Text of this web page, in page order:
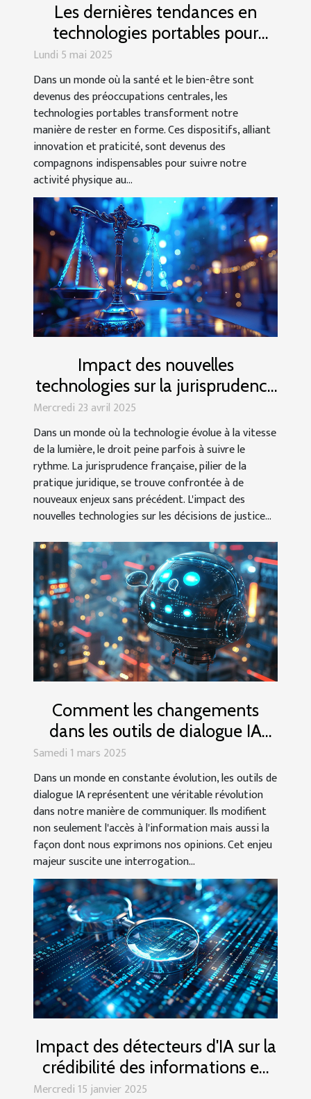
Les dernières tendances en
technologies portables pour
rester en forme
Lundi 5 mai 2025
Dans un monde où la santé et le bien-être sont
devenus des préoccupations centrales, les
technologies portables transforment notre
manière de rester en forme. Ces dispositifs, alliant
innovation et praticité, sont devenus des
compagnons indispensables pour suivre notre
activité physique au...
Impact des nouvelles
technologies sur la jurisprudence
française
Mercredi 23 avril 2025
Dans un monde où la technologie évolue à la vitesse
de la lumière, le droit peine parfois à suivre le
rythme. La jurisprudence française, pilier de la
pratique juridique, se trouve confrontée à de
nouveaux enjeux sans précédent. L'impact des
nouvelles technologies sur les décisions de justice...
Comment les changements
dans les outils de dialogue IA
influencent la liberté
d'expression
Samedi 1 mars 2025
Dans un monde en constante évolution, les outils de
dialogue IA représentent une véritable révolution
dans notre manière de communiquer. Ils modifient
non seulement l'accès à l'information mais aussi la
façon dont nous exprimons nos opinions. Cet enjeu
majeur suscite une interrogation...
Impact des détecteurs d'IA sur la
crédibilité des informations en
ligne
Mercredi 15 janvier 2025